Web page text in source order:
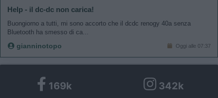
Help - il dc-dc non carica!
Buongiorno a tutti, mi sono accorto che il dcdc renogy 40a senza
Bluetooth ha smesso di ca...
gianninotopo Oggi alle 07:37
169k 342k